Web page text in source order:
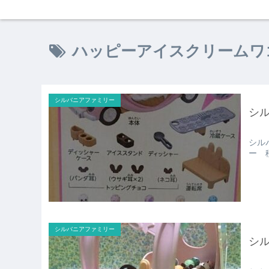
ハッピーアイスクリーム
シルバニアファミリー
シ
シル
ー
シルバニアファミリー
シ